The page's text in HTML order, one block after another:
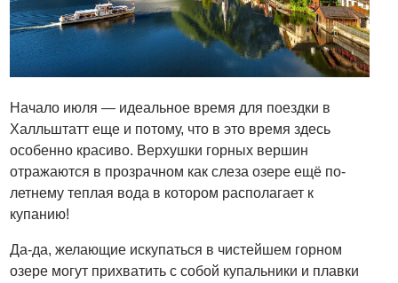
Начало июля — идеальное время для поездки в
Халльштатт еще и потому, что в это время здесь
особенно красиво. Верхушки горных вершин
отражаются в прозрачном как слеза озере ещё по-
летнему теплая вода в котором располагает к
купанию!
Да-да, желающие искупаться в чистейшем горном
озере могут прихватить с собой купальники и плавки